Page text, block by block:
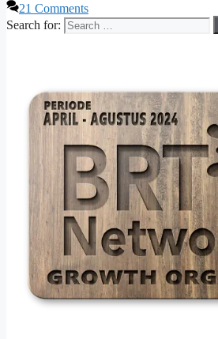
21 Comments
Search for: